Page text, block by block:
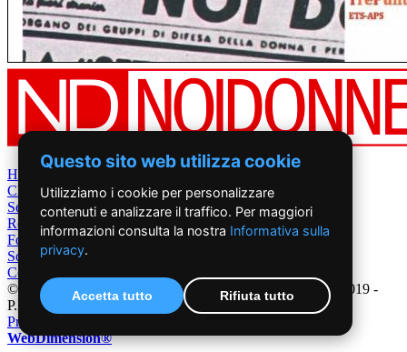
Home
Chi Siamo
Settimanale
Rete News
Foto&Video
Sostienici
Contatti
©2019 - NoiDonne - Iscrizione ROC n.33421 del 23 /09/ 2019 -
P.IVA 00878931005
Privacy Policy
WebDimension®
Questo sito web utilizza cookie
Utilizziamo i cookie per personalizzare
contenuti e analizzare il traffico. Per maggiori
informazioni consulta la nostra Informativa sulla
privacy.
Accetta tutto Rifiuta tutto